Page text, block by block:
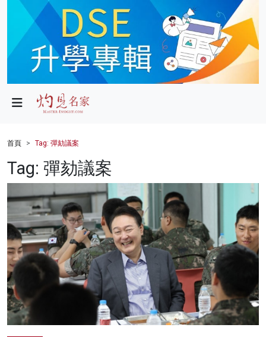
政局
財經
健康
商業
科技
影片
灼見活動
首頁 Tag: 彈劾議案
Tag: 彈劾議案